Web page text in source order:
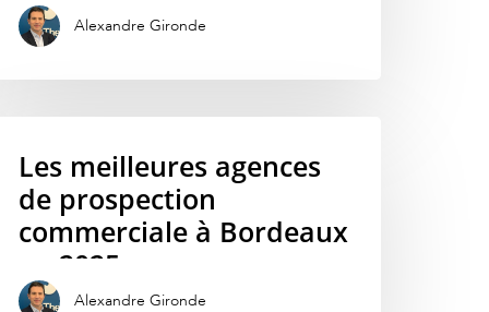
Alexandre Gironde
Les meilleures agences
de prospection
commerciale à Bordeaux
en 2025
Alexandre Gironde